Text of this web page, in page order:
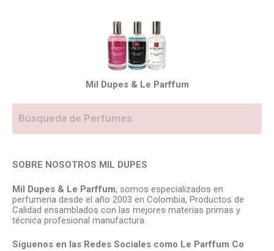
Mil Dupes & Le Parffum
SOBRE NOSOTROS MIL DUPES
Mil Dupes & Le Parffum, somos especializados en
perfumeria desde el año 2003 en Colombia, Productos de
Calidad ensamblados con las mejores materias primas y
técnica profesional manufactura.
Síguenos en las Redes Sociales como Le Parffum Co